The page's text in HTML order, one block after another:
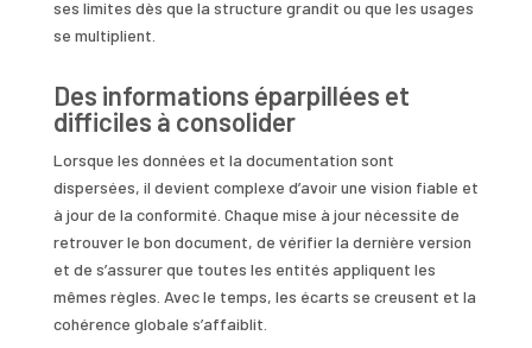
ses limites dès que la structure grandit ou que les usages
se multiplient.
Des informations éparpillées et
difficiles à consolider
Lorsque les données et la documentation sont
dispersées, il devient complexe d’avoir une vision fiable et
à jour de la conformité. Chaque mise à jour nécessite de
retrouver le bon document, de vérifier la dernière version
et de s’assurer que toutes les entités appliquent les
mêmes règles. Avec le temps, les écarts se creusent et la
cohérence globale s’affaiblit.